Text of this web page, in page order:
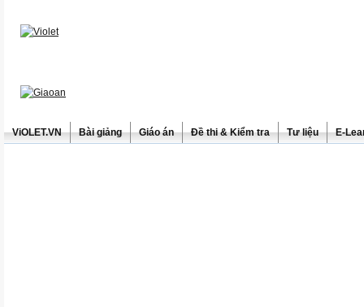
ViOLET.VN Bài giảng Giáo án Đề thi & Kiểm tra Tư liệu E-